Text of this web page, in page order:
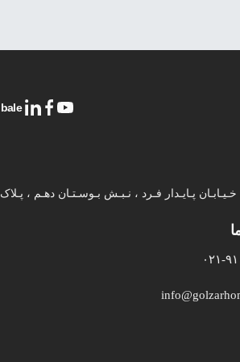
bale
پـایـدار فـرد ، نـبـش بـوسـتـان دهـم ، پـلاک ۲۹ ، واحـد ۱۴